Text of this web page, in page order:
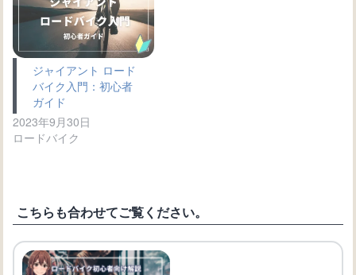
ジャイアント ロード
バイク入門：初心者
ガイド
2023年9月30日
ロードバイク
こちらも合わせてご覧ください。